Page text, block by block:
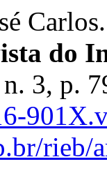
do
3, p.
rieb/